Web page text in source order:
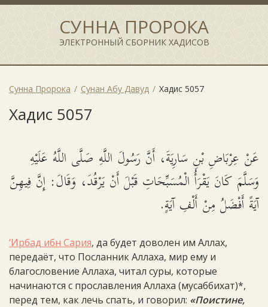
СУННА ПРОРОКА
ЭЛЕКТРОННЫЙ СБОРНИК ХАДИСОВ
Сунна Пророка Сунан Абу Давуд Хадис 5057
Хадис 5057
عَنْ عِرْبَاضِ بْنِ سَارِيَةَ، أَنَّ رَسُولَ اللَّهِ صَلَّى اللَّهُ عَلَيْهِ
وَسَلَّمَ كَانَ يَقْرَأُ الْمُسَبِّحَاتِ قَبْلَ أَنْ يَرْقُدَ، وَقَالَ: إِنَّ فِيهِنَّ
آيَةً أَفْضَلُ مِنْ أَلْفِ آيَةٍ.
‘Ирбад ибн Сария, да будет доволен им Аллах,
передаёт, что Посланник Аллаха, мир ему и
благословение Аллаха, читал суры, которые
начинаются с прославления Аллаха (мусаббихат)*,
перед тем, как лечь спать, и говорил: «Поистине,